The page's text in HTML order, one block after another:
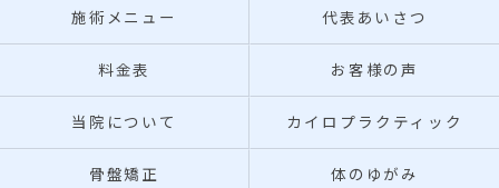
施術メニュー 代表あいさつ
料金表 お客様の声
当院について カイロプラクティック
骨盤矯正 体のゆがみ